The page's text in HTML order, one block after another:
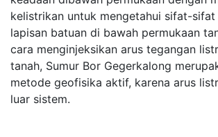
kelistrikan untuk mengetahui sifat-
lapisan batuan di bawah permukaan
cara menginjeksikan arus tegangan
tanah, Sumur Bor Gegerkalong
metode geofisika aktif, karena arus
luar sistem.